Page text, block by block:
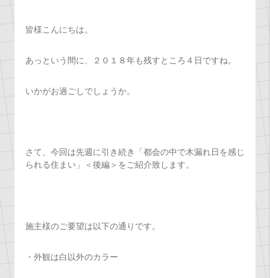
皆様こんにちは。
あっという間に、２０１８年も残すところ４日ですね。
いかがお過ごしでしょうか。
さて、今回は先週に引き続き「都会の中で木漏れ日を感じ
られる住まい」＜後編＞をご紹介致します。
施主様のご要望は以下の通りです。
・外観は白以外のカラー